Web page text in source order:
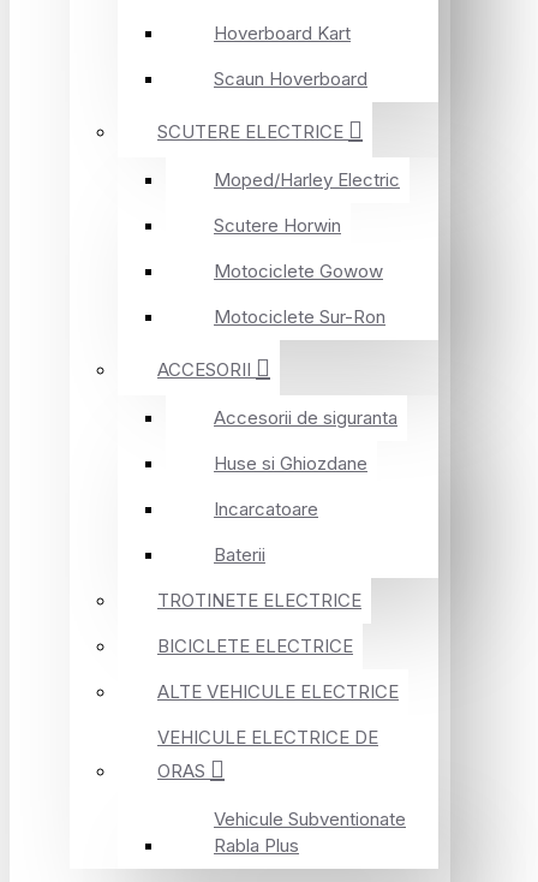
Hoverboard Kart
Scaun Hoverboard
SCUTERE ELECTRICE
Moped/Harley Electric
Scutere Horwin
Motociclete Gowow
Motociclete Sur-Ron
ACCESORII
Accesorii de siguranta
Huse si Ghiozdane
Incarcatoare
Baterii
TROTINETE ELECTRICE
BICICLETE ELECTRICE
ALTE VEHICULE ELECTRICE
VEHICULE ELECTRICE DE
ORAS
Vehicule Subventionate
Rabla Plus